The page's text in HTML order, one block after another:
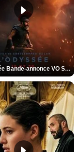
L'Odyssée Bande-annonce VO STFR